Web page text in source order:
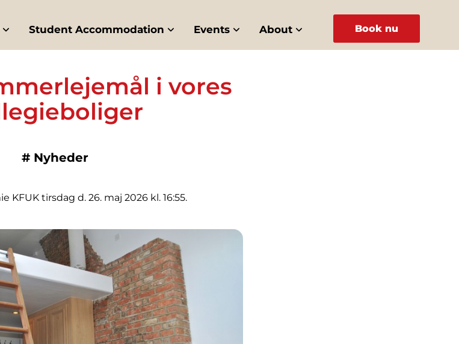
Student Accommodation Events About Book nu
i vores
# Nyheder
KFUK tirsdag d. 26. maj 2026 kl. 16:55.